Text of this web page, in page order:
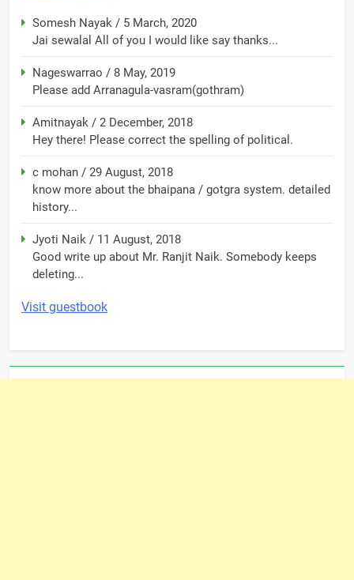
Somesh Nayak / 5 March, 2020
Jai sewalal All of you I would like say thanks...
Nageswarrao / 8 May, 2019
Please add Arranagula-vasram(gothram)
Amitnayak / 2 December, 2018
Hey there! Please correct the spelling of political.
c mohan / 29 August, 2018
know more about the bhaipana / gotgra system. detailed
history...
Jyoti Naik / 11 August, 2018
Good write up about Mr. Ranjit Naik. Somebody keeps
deleting...
Visit guestbook